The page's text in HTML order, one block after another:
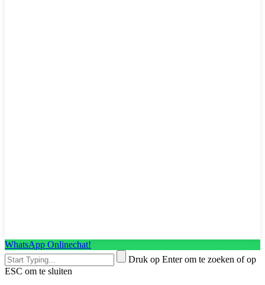
WhatsApp Onlinechat!
Druk op Enter om te zoeken of op
ESC om te sluiten